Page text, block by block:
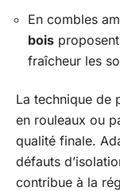
En combles
bois
fraîcheur les
La technique de
en rouleaux ou
qualité finale.
défauts
contribue à la